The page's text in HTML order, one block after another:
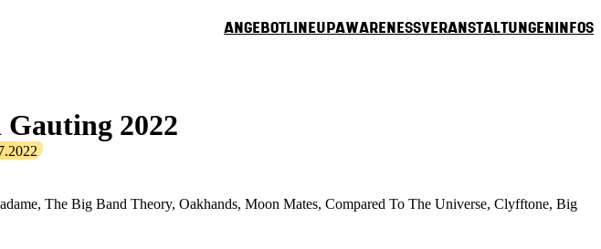
Angebot LineupAwarenessVeranstaltungen Infos
2022
The Big Band Theory, Oakhands, Moon Mates, Compared To The Universe, Clyfftone, Big